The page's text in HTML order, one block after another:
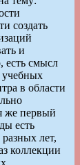
создать
и
есть смысл
учебных
в области
же первый
есть
лет,
коллекции